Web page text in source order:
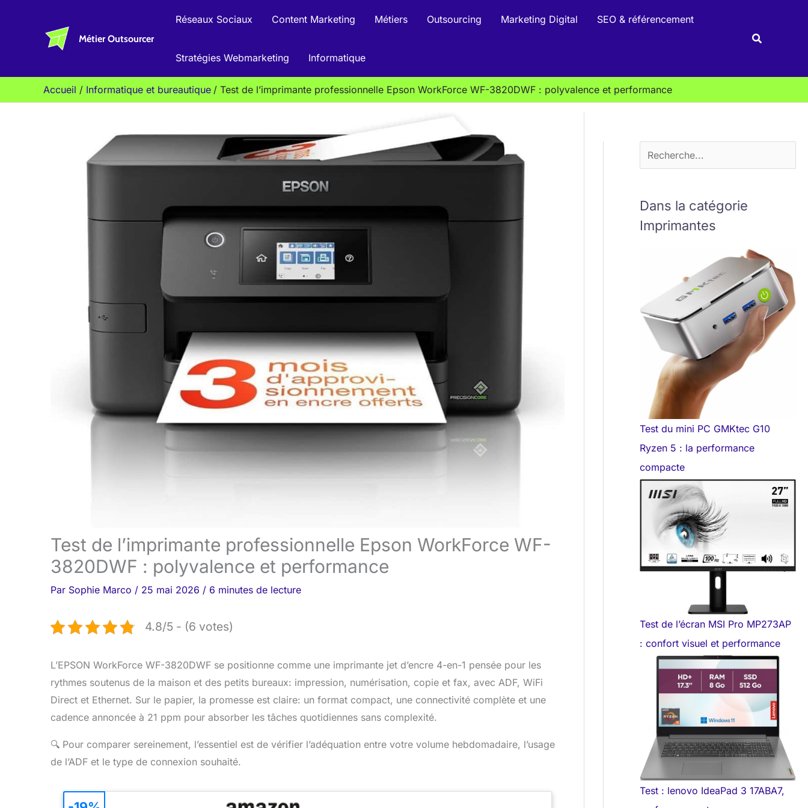
Métier Outsourcer
Réseaux Sociaux Content Marketing Métiers Outsourcing Marketing Digital SEO & référencement
Stratégies Webmarketing Informatique
Accueil Informatique et bureautique Test de l’imprimante professionnelle Epson WorkForce WF-3820DWF : polyvalence et performance
Test de l’imprimante professionnelle Epson WorkForce WF-
3820DWF : polyvalence et performance
Par Sophie Marco / 25 mai 2026 / 6 minutes de lecture
4.8/5 - (6 votes)
L’EPSON WorkForce WF-3820DWF se positionne comme une imprimante jet d’encre 4-en-1 pensée pour les
rythmes soutenus de la maison et des petits bureaux: impression, numérisation, copie et fax, avec ADF, WiFi
Direct et Ethernet. Sur le papier, la promesse est claire: un format compact, une connectivité complète et une
cadence annoncée à 21 ppm pour absorber les tâches quotidiennes sans complexité.
🔍 Pour comparer sereinement, l’essentiel est de vérifier l’adéquation entre votre volume hebdomadaire, l’usage
de l’ADF et le type de connexion souhaité.
e
r
h
Dans la catégorie
Imprimantes
Test du mini PC GMKtec G10
Ryzen 5 : la performance
compacte
Test de l’écran MSI Pro MP273AP
: confort visuel et performance
Test : lenovo IdeaPad 3 17ABA7,